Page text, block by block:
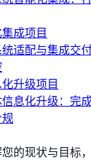
成项目
适配与集成交
升级项目
息化升级：完
规
的现状与目标